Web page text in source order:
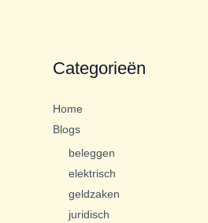
Categorieën
Home
Blogs
beleggen
elektrisch
geldzaken
juridisch